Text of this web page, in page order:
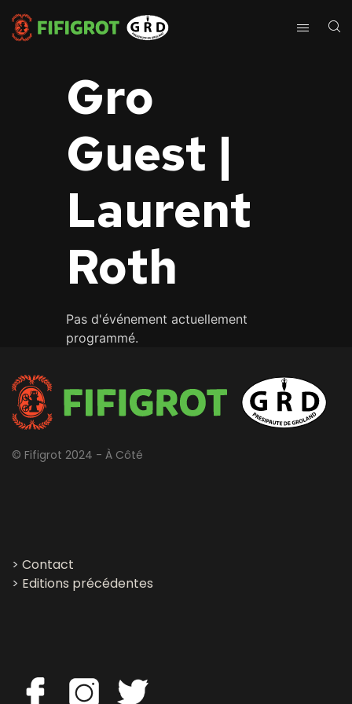
Gro
Guest |
Laurent
Roth
Pas d'événement actuellement
programmé.
© Fifigrot 2024 - À Côté
> Contact
> Editions précédentes